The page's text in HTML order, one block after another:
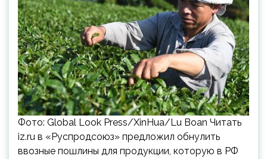
Фото: Global Look Press/XinHua/Lu Boan Читать
iz.ru в «Руспродсоюз» предложил обнулить
ввозные пошлины для продукции, которую в РФ